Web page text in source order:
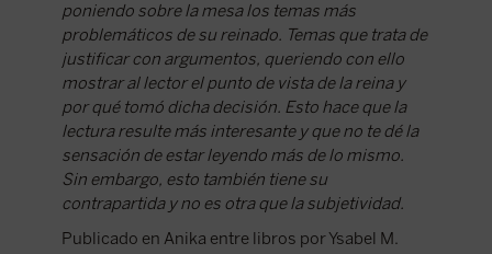
poniendo sobre la mesa los temas más
problemáticos de su reinado. Temas que trata de
justificar con argumentos, queriendo con ello
mostrar al lector el punto de vista de la reina y
por qué tomó dicha decisión. Esto hace que la
lectura resulte más interesante y que no te dé la
sensación de estar leyendo más de lo mismo.
Sin embargo, esto también tiene su
contrapartida y no es otra que la subjetividad.
Publicado en Anika entre libros por Ysabel M.